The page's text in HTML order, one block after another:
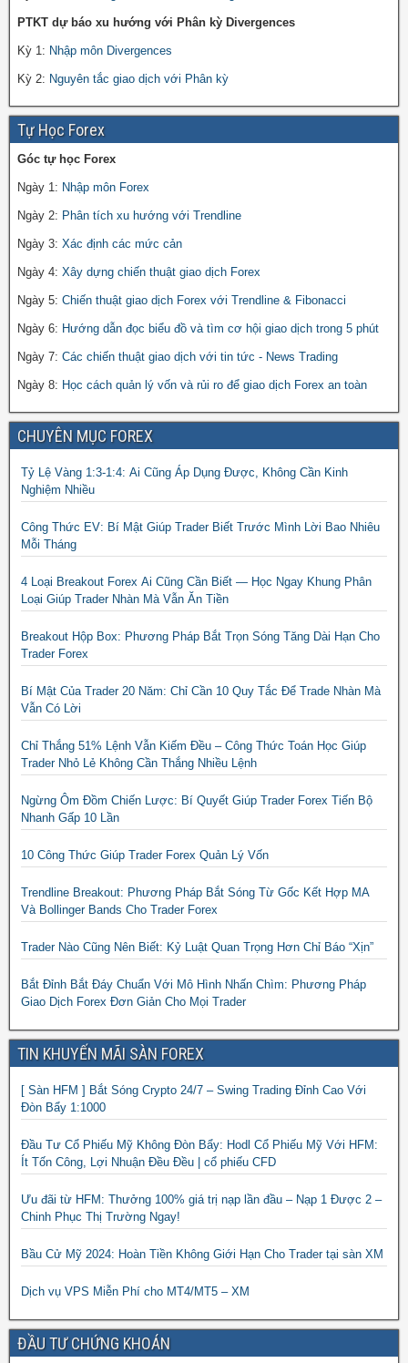
PTKT dự báo xu hướng với Phân kỳ Divergences
Kỳ 1: Nhập môn Divergences
Kỳ 2: Nguyên tắc giao dịch với Phân kỳ
Tự Học Forex
Góc tự học Forex
Ngày 1: Nhập môn Forex
Ngày 2: Phân tích xu hướng với Trendline
Ngày 3: Xác định các mức cản
Ngày 4: Xây dựng chiến thuật giao dịch Forex
Ngày 5: Chiến thuật giao dịch Forex với Trendline & Fibonacci
Ngày 6: Hướng dẫn đọc biểu đồ và tìm cơ hội giao dịch trong 5 phút
Ngày 7: Các chiến thuật giao dịch với tin tức - News Trading
Ngày 8: Học cách quản lý vốn và rủi ro để giao dịch Forex an toàn
CHUYÊN MỤC FOREX
Tỷ Lệ Vàng 1:3-1:4: Ai Cũng Áp Dụng Được, Không Cần Kinh
Nghiệm Nhiều
Công Thức EV: Bí Mật Giúp Trader Biết Trước Mình Lời Bao Nhiêu
Mỗi Tháng
4 Loại Breakout Forex Ai Cũng Cần Biết — Học Ngay Khung Phân
Loại Giúp Trader Nhàn Mà Vẫn Ăn Tiền
Breakout Hộp Box: Phương Pháp Bắt Trọn Sóng Tăng Dài Hạn Cho
Trader Forex
Bí Mật Của Trader 20 Năm: Chỉ Cần 10 Quy Tắc Để Trade Nhàn Mà
Vẫn Có Lời
Chỉ Thắng 51% Lệnh Vẫn Kiếm Đều – Công Thức Toán Học Giúp
Trader Nhỏ Lẻ Không Cần Thắng Nhiều Lệnh
Ngừng Ôm Đồm Chiến Lược: Bí Quyết Giúp Trader Forex Tiến Bộ
Nhanh Gấp 10 Lần
10 Công Thức Giúp Trader Forex Quản Lý Vốn
Trendline Breakout: Phương Pháp Bắt Sóng Từ Gốc Kết Hợp MA
Và Bollinger Bands Cho Trader Forex
Trader Nào Cũng Nên Biết: Kỷ Luật Quan Trọng Hơn Chỉ Báo “Xịn”
Bắt Đỉnh Bắt Đáy Chuẩn Với Mô Hình Nhấn Chìm: Phương Pháp
Giao Dịch Forex Đơn Giản Cho Mọi Trader
TIN KHUYẾN MÃI SÀN FOREX
[ Sàn HFM ] Bắt Sóng Crypto 24/7 – Swing Trading Đỉnh Cao Với
Đòn Bẩy 1:1000
Đầu Tư Cổ Phiếu Mỹ Không Đòn Bẩy: Hodl Cổ Phiếu Mỹ Với HFM:
Ít Tốn Công, Lợi Nhuận Đều Đều | cổ phiếu CFD
Ưu đãi từ HFM: Thưởng 100% giá trị nạp lần đầu – Nạp 1 Được 2 –
Chinh Phục Thị Trường Ngay!
Bầu Cử Mỹ 2024: Hoàn Tiền Không Giới Hạn Cho Trader tại sàn XM
Dịch vụ VPS Miễn Phí cho MT4/MT5 – XM
ĐẦU TƯ CHỨNG KHOÁN